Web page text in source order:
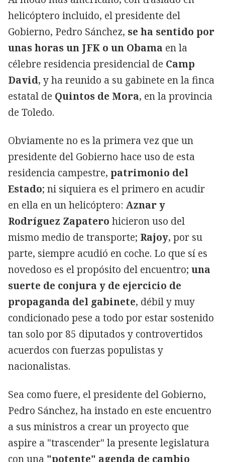
helicóptero incluido, el presidente del
Gobierno, Pedro Sánchez, se ha sentido por
unas horas un JFK o un Obama en la
célebre residencia presidencial de Camp
David, y ha reunido a su gabinete en la finca
estatal de Quintos de Mora, en la provincia
de Toledo.
Obviamente no es la primera vez que un
presidente del Gobierno hace uso de esta
residencia campestre, patrimonio del
Estado; ni siquiera es el primero en acudir
en ella en un helicóptero: Aznar y
Rodríguez Zapatero hicieron uso del
mismo medio de transporte; Rajoy, por su
parte, siempre acudió en coche. Lo que sí es
novedoso es el propósito del encuentro; una
suerte de conjura y de ejercicio de
propaganda del gabinete, débil y muy
condicionado pese a todo por estar sostenido
tan solo por 85 diputados y controvertidos
acuerdos con fuerzas populistas y
nacionalistas.
Sea como fuere, el presidente del Gobierno,
Pedro Sánchez, ha instado en este encuentro
a sus ministros a crear un proyecto que
aspire a "trascender" la presente legislatura
con una "potente" agenda de cambio